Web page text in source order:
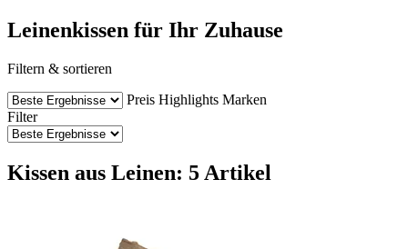
Leinenkissen für Ihr Zuhause
Filtern & sortieren
Preis Highlights Marken
Filter
Kissen aus Leinen: 5 Artikel